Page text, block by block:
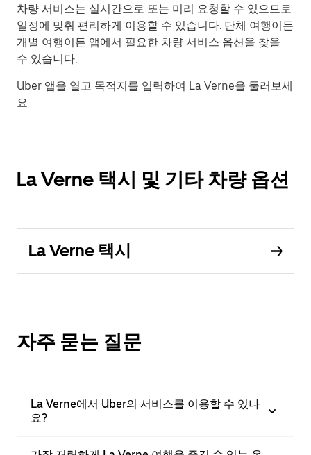
차량 서비스는 실시간으로 또는 미리 요청할 수 있으므로
일정에 맞춰 편리하게 이용할 수 있습니다. 단체 여행이든
개별 여행이든 앱에서 필요한 차량 서비스 옵션을 찾을
수 있습니다.
Uber 앱을 열고 목적지를 입력하여 La Verne을 둘러보세
요.
La Verne 택시 및 기타 차량 옵션
La Verne 택시
자주 묻는 질문
La Verne에서 Uber의 서비스를 이용할 수 있나
요?